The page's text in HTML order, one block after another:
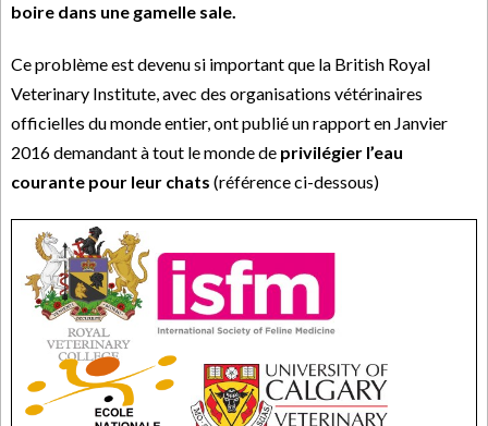
boire dans une gamelle sale.
Ce problème est devenu si important que la British Royal
Veterinary Institute, avec des organisations vétérinaires
officielles du monde entier, ont publié un rapport en Janvier
2016 demandant à tout le monde de privilégier l’eau
courante pour leur chats (référence ci-dessous)